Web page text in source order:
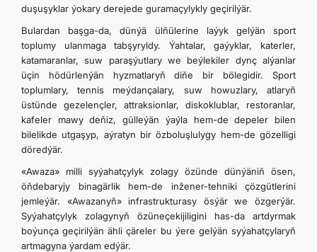
duşuşyklar ýokary derejede guramaçylykly geçirilýär.
Bulardan başga-da, dünýä ülňülerine laýyk gelýän sport
toplumy ulanmaga tabşyryldy. Ýahtalar, gaýyklar, katerler,
katamaranlar, suw paraşýutlary we beýlekiler dynç alýanlar
üçin hödürlenýän hyzmatlaryň diňe bir bölegidir. Sport
toplumlary, tennis meýdançalary, suw howuzlary, atlaryň
üstünde gezelençler, attraksionlar, diskoklublar, restoranlar,
kafeler mawy deňiz, gülleýän ýaýla hem-de depeler bilen
bilelikde utgaşyp, aýratyn bir özboluşlulygy hem-de gözelligi
döredýär.
«Awaza» milli syýahatçylyk zolagy özünde dünýäniň ösen,
öňdebaryjy binagärlik hem-de inžener-tehniki çözgütlerini
jemleýär. «Awazanyň» infrastrukturasy ösýär we özgerýär.
Syýahatçylyk zolagynyň özüneçekijiligini has-da artdyrmak
boýunça geçirilýän ähli çäreler bu ýere gelýän syýahatçylaryň
artmagyna ýardam edýär.